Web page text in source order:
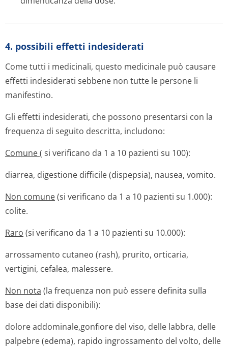
4. possibili effetti indesiderati
Come tutti i medicinali, questo medicinale può causare
effetti indesiderati sebbene non tutte le persone li
manifestino.
Gli effetti indesiderati, che possono presentarsi con la
frequenza di seguito descritta, includono:
Comune ( si verificano da 1 a 10 pazienti su 100):
diarrea, digestione difficile (dispepsia), nausea, vomito.
Non comune(si verificano da 1 a 10 pazienti su 1.000):
colite.
Raro (si verificano da 1 a 10 pazienti su 10.000):
arrossamento cutaneo (rash), prurito, orticaria,
vertigini, cefalea, malessere.
Non nota (la frequenza non può essere definita sulla
base dei dati disponibili):
dolore addominale,gonfiore del viso, delle labbra, delle
palpebre (edema), rapido ingrossamento del volto, delle